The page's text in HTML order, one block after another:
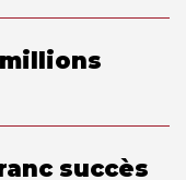
succès